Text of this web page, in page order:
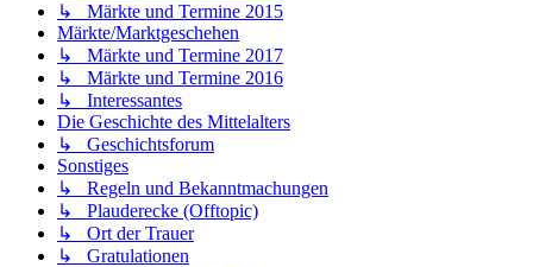
↳ Märkte und Termine 2015
Märkte/Marktgeschehen
↳ Märkte und Termine 2017
↳ Märkte und Termine 2016
↳ Interessantes
Die Geschichte des Mittelalters
↳ Geschichtsforum
Sonstiges
↳ Regeln und Bekanntmachungen
↳ Plauderecke (Offtopic)
↳ Ort der Trauer
↳ Gratulationen